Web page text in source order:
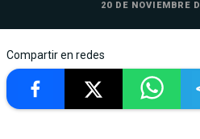
20 DE NOVIEMBRE
Compartir en redes